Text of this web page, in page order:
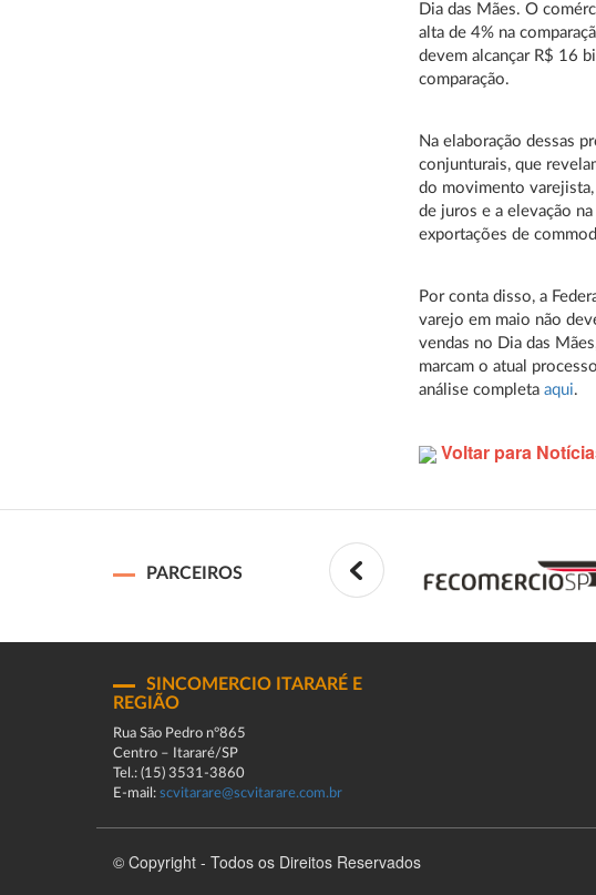
Dia das Mães. O
alta de 4% na
devem alcançar R$ 16
comparação.
Na elaboração dessas
conjunturais, que
do movimento varejista,
de juros e a elevação
exportações de
Por conta disso, a
varejo em maio não
vendas no Dia das
marcam o atual
análise completaaqui.
Voltar para
PARCEIROS
SINCOMERCIO ITARARÉ E
REGIÃO
Rua São Pedro n°865
Centro – Itararé/SP
Tel.: (15) 3531-3860
E-mail: scvitarare@scvitarare.com.br
© Copyright - Todos os Direitos Reservados